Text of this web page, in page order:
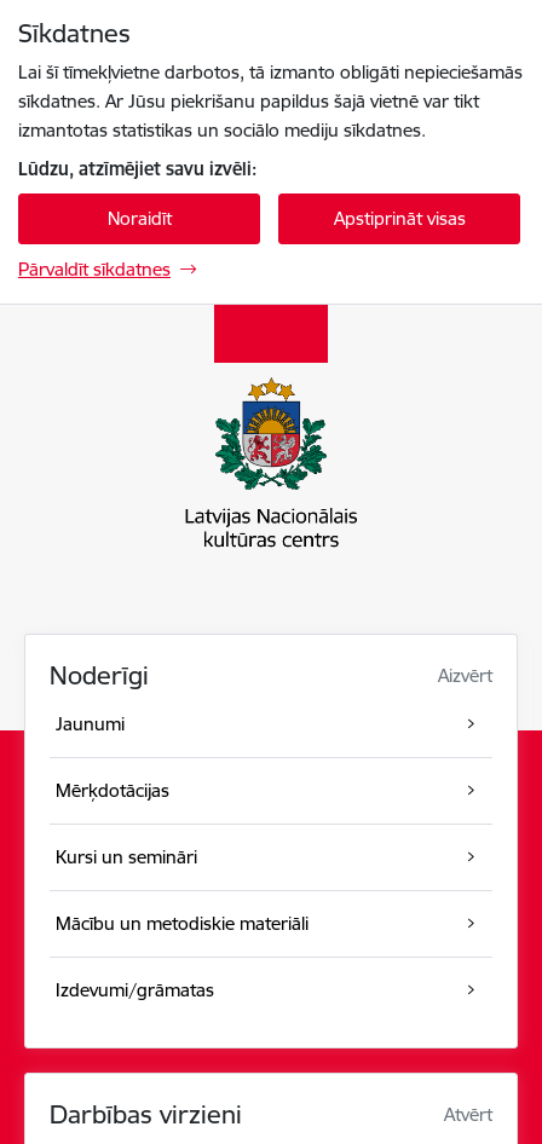
Sīkdatnes
Lai šī tīmekļvietne darbotos, tā izmanto obligāti nepieciešamās
sīkdatnes. Ar Jūsu piekrišanu papildus šajā vietnē var tikt
izmantotas statistikas un sociālo mediju sīkdatnes.
Lūdzu, atzīmējiet savu izvēli:
Noraidīt Apstiprināt visas
Pārvaldīt sīkdatnes
Noderīgi Aizvērt
Jaunumi
Mērķdotācijas
Kursi un semināri
Mācību un metodiskie materiāli
Izdevumi/grāmatas
Darbības virzieni Atvērt